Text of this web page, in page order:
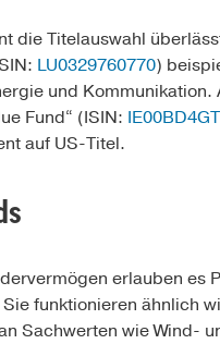
die Titelauswahl
LU0329760770)
und
Fund“ (ISIN:
auf US-Titel.
erlauben es
funktionieren ähnlich
Sachwerten wie Wind-